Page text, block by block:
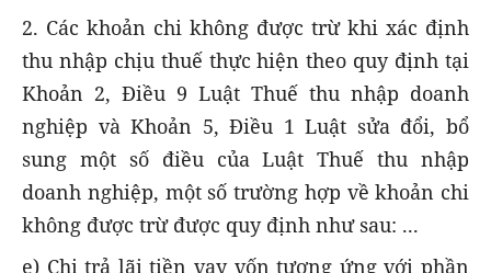
2. Các khoản chi không được trừ khi xác định
thu nhập chịu thuế thực hiện theo quy định tại
Khoản 2, Điều 9 Luật Thuế thu nhập doanh
nghiệp và Khoản 5, Điều 1 Luật sửa đổi, bổ
sung một số điều của Luật Thuế thu nhập
doanh nghiệp, một số trường hợp về khoản chi
không được trừ được quy định như sau: ...
e) Chi trả lãi tiền vay vốn tương ứng với phần